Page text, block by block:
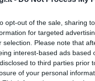
opt-out of the sale, sharing
for targeted
selection. Please note that
interest-based ads
to third parties prior
of your personal
parole degli imputati
Grillo in Costa
a citarli dopo le
aveva bevuto
sessista emersa
che ”le ragazze